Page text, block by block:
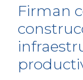
Firman